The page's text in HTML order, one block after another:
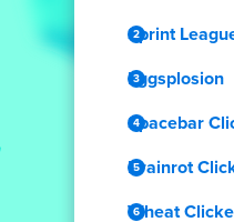
Sprint
Eggsplosion
Spacebar
Brainrot
Wheat